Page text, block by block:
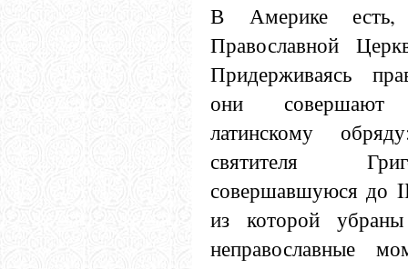
В Америке есть,
Православной
Придерживаясь
они совершают
латинскому
святителя
совершавшуюся до
из которой
неправославные